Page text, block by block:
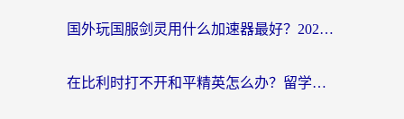
国外玩国服剑灵用什么加速器最好？2026海外玩家亲测指南（附魔兽世界怀旧服精灵之境加速技巧）
在比利时打不开和平精英怎么办？留学生亲测有效的国服游戏加速方案